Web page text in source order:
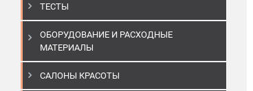
ТЕСТЫ
ОБОРУДОВАНИЕ И РАСХОДНЫЕ
МАТЕРИАЛЫ
САЛОНЫ КРАСОТЫ